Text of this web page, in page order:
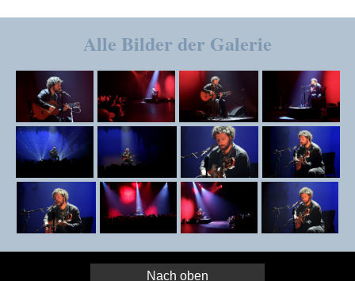
Alle Bilder der Galerie
Nach oben